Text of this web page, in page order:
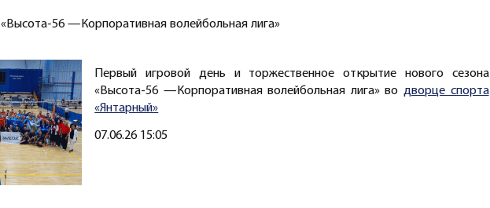
«Высота-56 —Корпоративная волейбольная лига»
Первый игровой день и торжественное открытие нового сезона
«Высота-56 —Корпоративная волейбольная лига» во дворце спорта
«Янтарный»
07.06.26 15:05